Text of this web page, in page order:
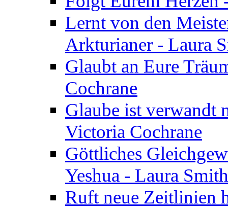
Lernt von den
Arkturianer - Laura
Glaubt an Eure
Cochrane
Glaube ist verwandt
Victoria Cochrane
Göttliches
Yeshua - Laura
Ruft neue Zeitlinien